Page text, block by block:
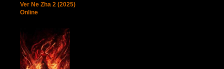
Ver Ne Zha 2 (2025)
Online